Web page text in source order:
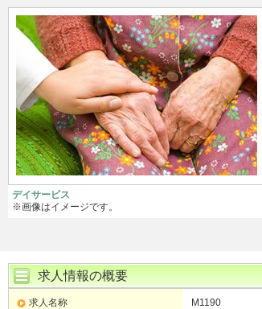
デイサービス
※画像はイメージです。
求人情報の概要
求人名称 M1190